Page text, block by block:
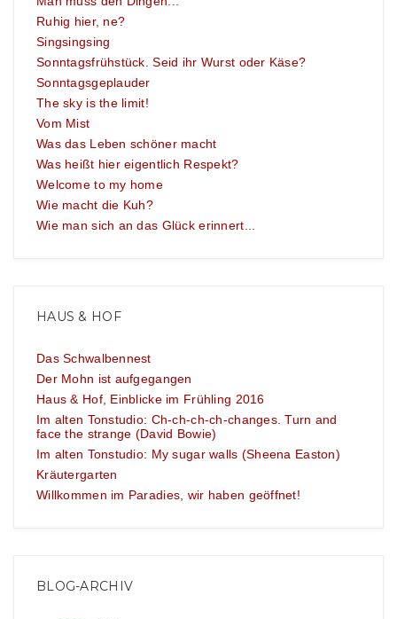
Ruhig hier, ne?
Singsingsing
Sonntagsfrühstück. Seid ihr Wurst oder Käse?
Sonntagsgeplauder
The sky is the limit!
Vom Mist
Was das Leben schöner macht
Was heißt hier eigentlich Respekt?
Welcome to my home
Wie macht die Kuh?
Wie man sich an das Glück erinnert...
HAUS & HOF
Das Schwalbennest
Der Mohn ist aufgegangen
Haus & Hof, Einblicke im Frühling 2016
Im alten Tonstudio: Ch-ch-ch-ch-changes. Turn and
face the strange (David Bowie)
Im alten Tonstudio: My sugar walls (Sheena Easton)
Kräutergarten
Willkommen im Paradies, wir haben geöffnet!
BLOG-ARCHIV